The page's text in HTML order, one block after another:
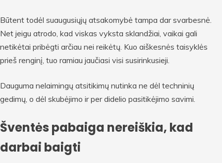
Būtent todėl suaugusiųjų atsakomybė tampa dar svarbesnė.
Net jeigu atrodo, kad viskas vyksta sklandžiai, vaikai gali
netikėtai pribėgti arčiau nei reikėtų. Kuo aiškesnės taisyklės
prieš renginį, tuo ramiau jaučiasi visi susirinkusieji.
Dauguma nelaimingų atsitikimų nutinka ne dėl techninių
gedimų, o dėl skubėjimo ir per didelio pasitikėjimo savimi.
Šventės pabaiga nereiškia, kad
darbai baigti